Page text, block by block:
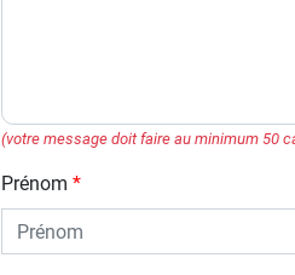
(votre message doit faire au minimum 50
Prénom